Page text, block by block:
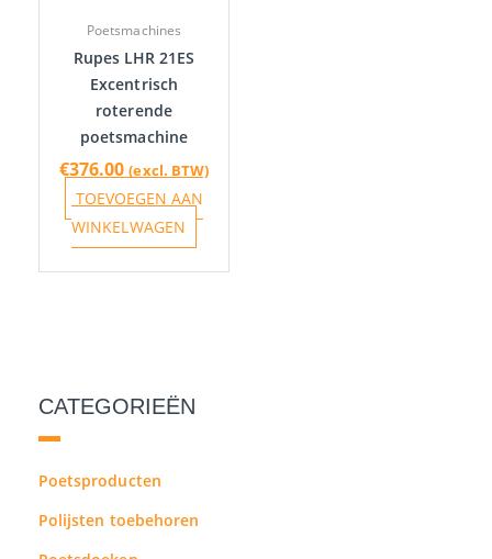
Poetsmachines
Rupes LHR 21ES
Excentrisch
roterende
poetsmachine
€376.00 (excl. BTW)
TOEVOEGEN AAN
WINKELWAGEN
CATEGORIEËN
Poetsproducten
Polijsten toebehoren